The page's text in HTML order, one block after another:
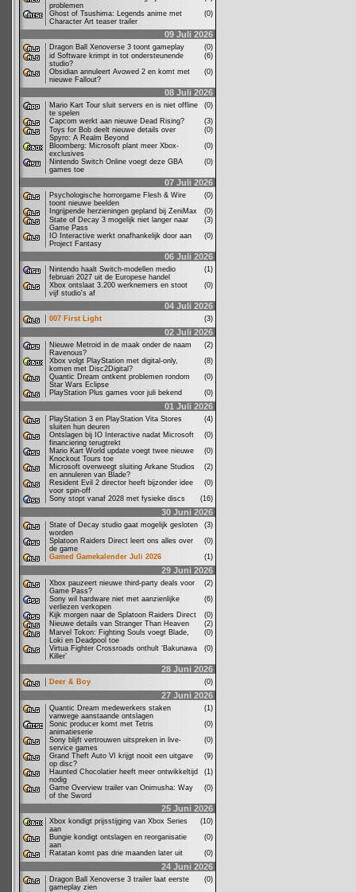
problemen
Ghost of Tsushima: Legends anime met
Character Art teaser trailer
(0)
09 Juli 2026
Dragon Ball Xenoverse 3 toont gameplay
(0)
id Software krimpt in tot ondersteunende
studio?
(6)
Obsidian annuleert Avowed 2 en komt met
nieuwe Fallout?
(0)
08 Juli 2026
Mario Kart Tour sluit servers en is niet offline
te spelen
(0)
Capcom werkt aan nieuwe Dead Rising?
(3)
Toys for Bob deelt nieuwe details over
Spyro: A Realm Beyond
(0)
Bloomberg: Microsoft plant meer Xbox-
exclusives
(0)
Nintendo Switch Online voegt deze GBA
games toe
(0)
07 Juli 2026
Psychologische horrorgame Flesh & Wire
toont nieuwe beelden
(0)
Ingrijpende herzieningen gepland bij ZeniMax
(0)
State of Decay 3 mogelijk niet langer naar
Game Pass
(3)
IO Interactive werkt onafhankelijk door aan
Project Fantasy
(0)
06 Juli 2026
Nintendo haalt Switch-modellen medio
februari 2027 uit de Europese handel
(1)
Xbox ontslaat 3.200 werknemers en stoot
vijf studio's af
(0)
04 Juli 2026
007 First Light (3)
02 Juli 2026
Nieuwe Metroid in de maak onder de naam
Ravenous?
(2)
Xbox volgt PlayStation met digital-only,
komen met Disc2Digital?
(8)
Quantic Dream ontkent problemen rondom
Star Wars Eclipse
(0)
PlayStation Plus games voor juli bekend
(0)
01 Juli 2026
PlayStation 3 en PlayStation Vita Stores
sluiten hun deuren
(4)
Ontslagen bij IO Interactive nadat Microsoft
financiering terugtrekt
(0)
Mario Kart World update voegt twee nieuwe
Knockout Tours toe
(0)
Microsoft overweegt sluiting Arkane Studios
en annuleren van Blade?
(2)
Resident Evil 2 director heeft bijzonder idee
voor spin-off
(0)
Sony stopt vanaf 2028 met fysieke discs
(16)
30 Juni 2026
State of Decay studio gaat mogelijk gesloten
worden
(3)
Splatoon Raiders Direct leert ons alles over
de game
(0)
Gamed Gamekalender Juli 2026
(1)
29 Juni 2026
Xbox pauzeert nieuwe third-party deals voor
Game Pass?
(2)
Sony wil hardware niet met aanzienlijke
verliezen verkopen
(6)
Kijk morgen naar de Splatoon Raiders Direct
(0)
Nieuwe details van Stranger Than Heaven
(2)
Marvel Tokon: Fighting Souls voegt Blade,
Loki en Deadpool toe
(0)
Virtua Fighter Crossroads onthult ‘Bakunawa
Killer’
(0)
28 Juni 2026
Deer & Boy (0)
27 Juni 2026
Quantic Dream medewerkers staken
vanwege aanstaande ontslagen
(1)
Sonic producer komt met Tetris
animatieserie
(0)
Sony blijft vertrouwen uitspreken in live-
service games
(0)
Grand Theft Auto VI krijgt nooit een uitgave
op disc?
(9)
Haunted Chocolatier heeft meer ontwikkeltijd
nodig
(1)
Game Overview trailer van Onimusha: Way
of the Sword
(0)
25 Juni 2026
Xbox kondigt prijsstijging van Xbox Series
aan
(10)
Bungie kondigt ontslagen en reorganisatie
aan
(0)
Ratatan komt pas drie maanden later uit
(0)
24 Juni 2026
Dragon Ball Xenoverse 3 trailer laat eerste
gameplay zien
(0)